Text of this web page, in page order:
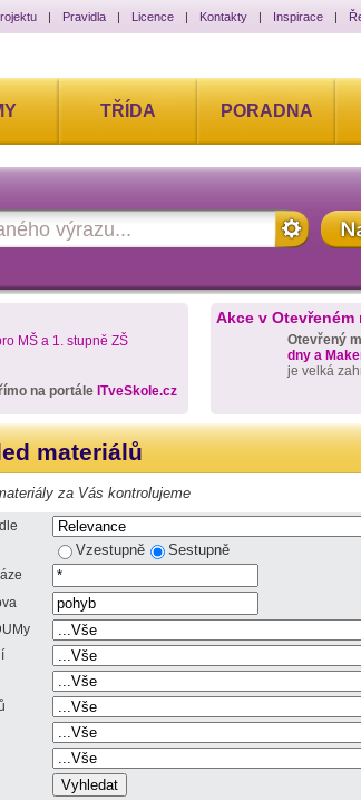
| Pravidla | Licence | Kontakty | Inspirace |
TŘÍDA PORADNA
MŠ a 1. stupně ZŠ
na portále ITveSkole.cz
Akce v Otevřeném
Otevřený
dny a
je velká
materiálů
za Vás kontrolujeme
Vzestupně Sestupně